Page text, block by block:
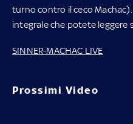
turno contro il ceco
integrale che potete leggere
SINNER-MACHAC LIVE
Prossimi Video